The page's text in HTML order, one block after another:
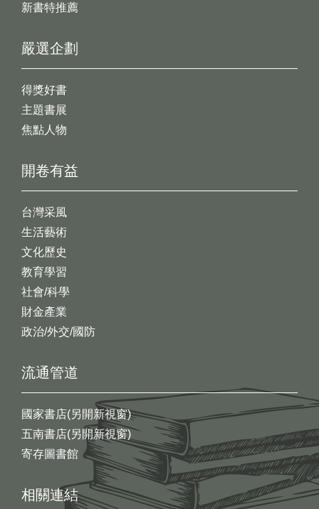
新書特推薦
開卷有益
台灣采風
生活藝術
文化歷史
教育學習
社會/科學
財金產業
政治/外交/國防
嚴選企劃
得獎好書
主題書展
焦點人物
流通管道
國家書店(另開新視窗)
五南書店(另開新視窗)
寄存圖書館
相關連結